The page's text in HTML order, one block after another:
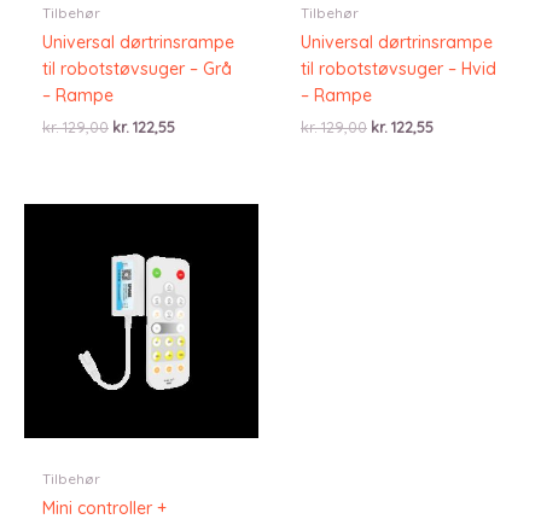
Tilbehør
Universal dørtrinsrampe
til robotstøvsuger – Grå
– Rampe
kr.129,00 Den
kr. 129,00.
kr. 122,55Den
kr. 122,55.
Tilbehør
Universal dørtrinsrampe
til robotstøvsuger – Hvid
– Rampe
kr.129,00 Den
kr. 122,55Den
Tilbehør
Mini controller +